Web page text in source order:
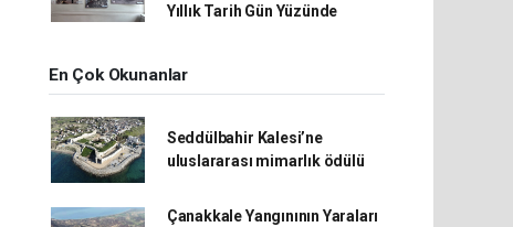
Yıllık Tarih Gün Yüzünde
En Çok Okunanlar
Seddülbahir Kalesi’ne
uluslararası mimarlık ödülü
Çanakkale Yangınının Yaraları